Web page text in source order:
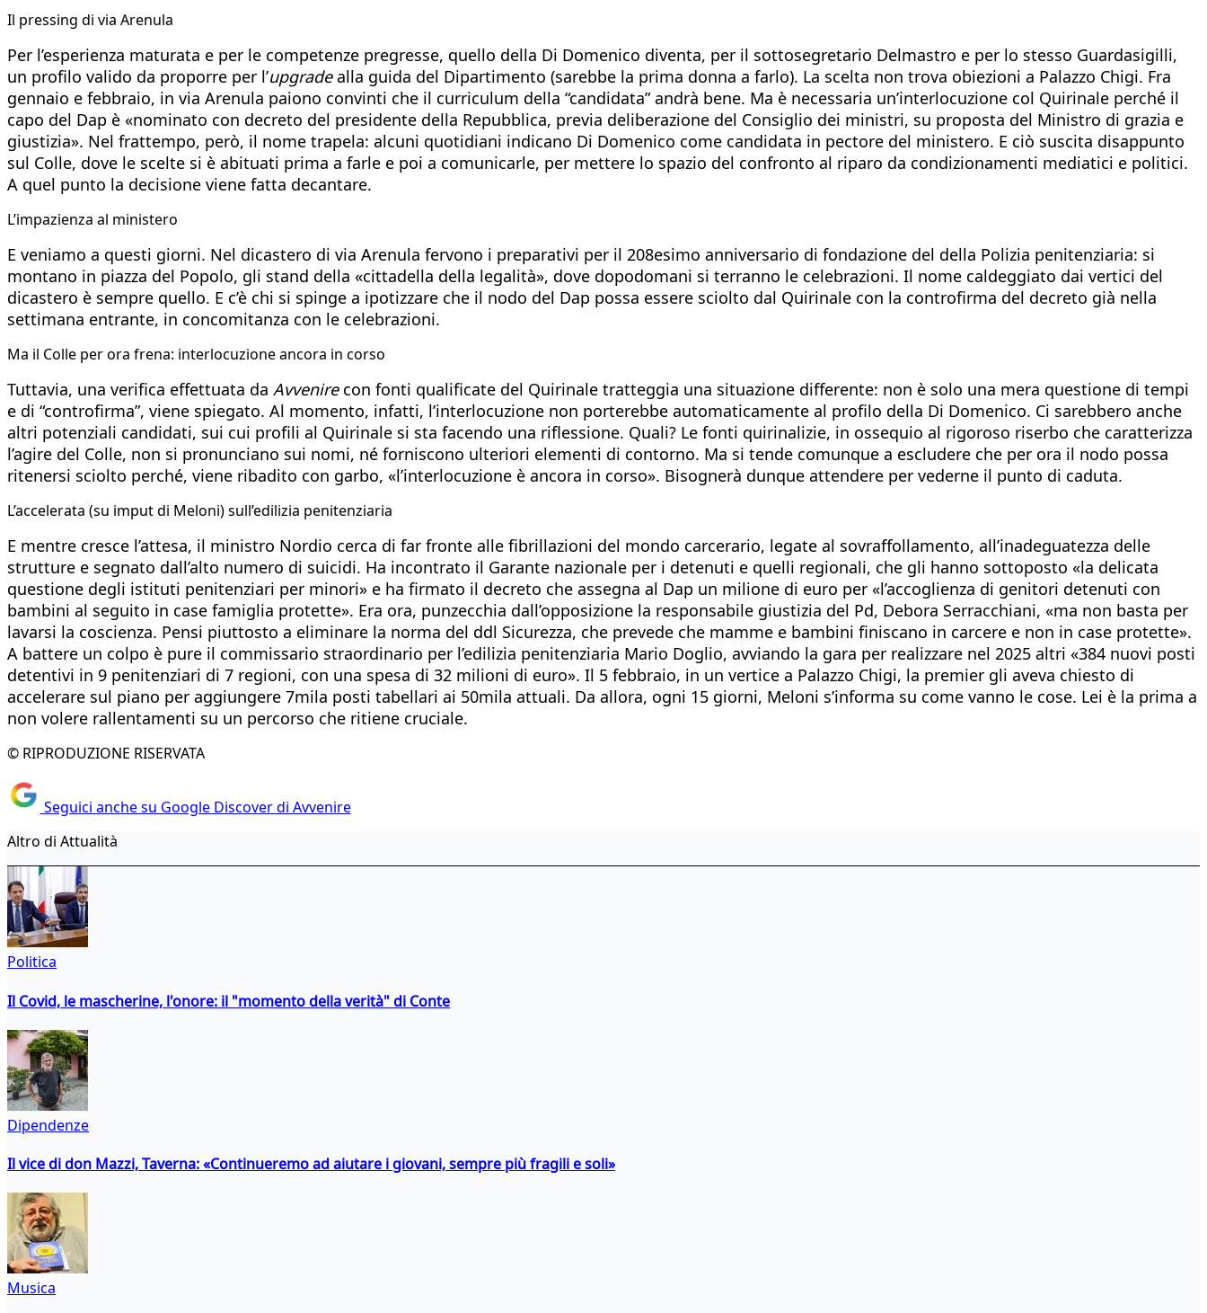
Il pressing di via Arenula
Per l’esperienza maturata e per le competenze pregresse, quello della Di Domenico diventa, per il sottosegretario Delmastro e per lo stesso Guardasigilli,
un profilo valido da proporre per l’upgradealla guida del Dipartimento (sarebbe la prima donna a farlo). La scelta non trova obiezioni a Palazzo Chigi. Fra
gennaio e febbraio, in via Arenula paiono convinti che il curriculum della “candidata” andrà bene. Ma è necessaria un’interlocuzione col Quirinale perché il
capo del Dap è «nominato con decreto del presidente della Repubblica, previa deliberazione del Consiglio dei ministri, su proposta del Ministro di grazia e
giustizia». Nel frattempo, però, il nome trapela: alcuni quotidiani indicano Di Domenico come candidata in pectore del ministero. E ciò suscita disappunto
sul Colle, dove le scelte si è abituati prima a farle e poi a comunicarle, per mettere lo spazio del confronto al riparo da condizionamenti mediatici e politici.
A quel punto la decisione viene fatta decantare.
L’impazienza al ministero
E veniamo a questi giorni. Nel dicastero di via Arenula fervono i preparativi per il 208esimo anniversario di fondazione del della Polizia penitenziaria: si
montano in piazza del Popolo, gli stand della «cittadella della legalità», dove dopodomani si terranno le celebrazioni. Il nome caldeggiato dai vertici del
dicastero è sempre quello. E c’è chi si spinge a ipotizzare che il nodo del Dap possa essere sciolto dal Quirinale con la controfirma del decreto già nella
settimana entrante, in concomitanza con le celebrazioni.
Ma il Colle per ora frena: interlocuzione ancora in corso
Tuttavia, una verifica effettuata da Avvenirecon fonti qualificate del Quirinale tratteggia una situazione differente: non è solo una mera questione di tempi
e di “controfirma”, viene spiegato. Al momento, infatti, l’interlocuzione non porterebbe automaticamente al profilo della Di Domenico. Ci sarebbero anche
altri potenziali candidati, sui cui profili al Quirinale si sta facendo una riflessione. Quali? Le fonti quirinalizie, in ossequio al rigoroso riserbo che caratterizza
l’agire del Colle, non si pronunciano sui nomi, né forniscono ulteriori elementi di contorno. Ma si tende comunque a escludere che per ora il nodo possa
ritenersi sciolto perché, viene ribadito con garbo, «l’interlocuzione è ancora in corso». Bisognerà dunque attendere per vederne il punto di caduta.
L’accelerata (su imput di Meloni) sull’edilizia penitenziaria
E mentre cresce l’attesa, il ministro Nordio cerca di far fronte alle fibrillazioni del mondo carcerario, legate al sovraffollamento, all’inadeguatezza delle
strutture e segnato dall’alto numero di suicidi. Ha incontrato il Garante nazionale per i detenuti e quelli regionali, che gli hanno sottoposto «la delicata
questione degli istituti penitenziari per minori» e ha firmato il decreto che assegna al Dap un milione di euro per «l’accoglienza di genitori detenuti con
bambini al seguito in case famiglia protette». Era ora, punzecchia dall’opposizione la responsabile giustizia del Pd, Debora Serracchiani, «ma non basta per
lavarsi la coscienza. Pensi piuttosto a eliminare la norma del ddl Sicurezza, che prevede che mamme e bambini finiscano in carcere e non in case protette».
A battere un colpo è pure il commissario straordinario per l’edilizia penitenziaria Mario Doglio, avviando la gara per realizzare nel 2025 altri «384 nuovi posti
detentivi in 9 penitenziari di 7 regioni, con una spesa di 32 milioni di euro». Il 5 febbraio, in un vertice a Palazzo Chigi, la premier gli aveva chiesto di
accelerare sul piano per aggiungere 7mila posti tabellari ai 50mila attuali. Da allora, ogni 15 giorni, Meloni s’informa su come vanno le cose. Lei è la prima a
non volere rallentamenti su un percorso che ritiene cruciale.
© RIPRODUZIONE RISERVATA
Seguici anche su Google Discover di Avvenire
Altro di Attualità
Politica
Il Covid, le mascherine, l'onore: il "momento della verità" di Conte
Dipendenze
Il vice di don Mazzi, Taverna: «Continueremo ad aiutare i giovani, sempre più fragili e soli»
Musica